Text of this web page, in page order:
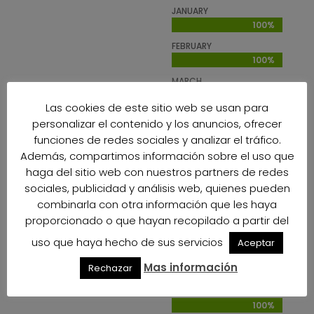
JANUARY
100%
100%
FEBRUARY
100%
100%
MARCH
100%
100%
JUNE
100%
100%
JULY
100%
100%
100%
100%
Las cookies de este sitio web se usan para
personalizar el contenido y los anuncios, ofrecer
funciones de redes sociales y analizar el tráfico.
Además, compartimos información sobre el uso que
haga del sitio web con nuestros partners de redes
sociales, publicidad y análisis web, quienes pueden
combinarla con otra información que les haya
proporcionado o que hayan recopilado a partir del
uso que haya hecho de sus servicios
Aceptar
Rechazar
Mas información